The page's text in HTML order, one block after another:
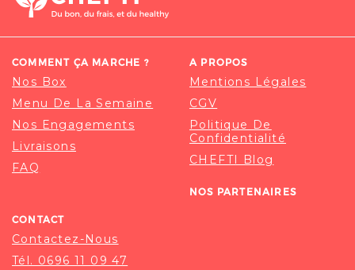
COMMENT ÇA MARCHE ?
Nos Box
Menu De La Semaine
Nos Engagements
Livraisons
FAQ
A PROPOS
Mentions Légales
CGV
Politique De
Confidentialité
CHEFTI Blog
NOS PARTENAIRES
CONTACT
Contactez-Nous
Tél. 0696 11 09 47